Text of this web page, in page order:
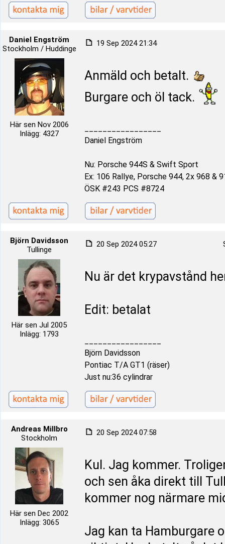
Daniel Engström
Stockholm / Huddinge
Här sen Nov 2006
Inlägg: 4327
19 Sep 2024 21:34
Anmäld och betalt.
Burgare och öl tack.
Daniel Engström
Nu: Porsche 944S & Swift Sport
Ex: 106 Rallye, Porsche 944, 2x 968 &
ÖSK #243 PCS #8724
Björn Davidsson
Tullinge
Här sen Jul 2005
Inlägg: 1793
20 Sep 2024 05:27
Nu är det krypavstånd
Edit: betalat
Björn Davidsson
Pontiac T/A GT1 (räser)
Just nu:36 cylindrar
Andreas Millbro
Stockholm
Här sen Dec 2002
Inlägg: 3065
20 Sep 2024 07:58
Kul. Jag kommer.
och sen åka direkt till
kommer nog närmare
Jag kan ta Hamburgare